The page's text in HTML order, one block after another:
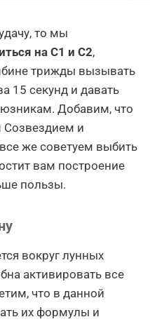
то мы
на С1 и С2,
трижды вызывать
15 секунд и давать
Добавим, что
и
же советуем выбить
вам построение
пользы.
вокруг лунных
активировать все
что в данной
их формулы и